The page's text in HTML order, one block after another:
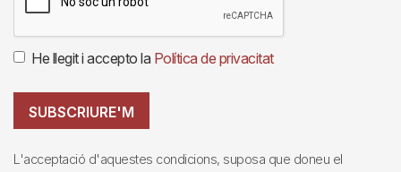
He llegit i accepto la Política de privacitat
SUBSCRIURE'M
L'acceptació d'aquestes condicions, suposa que doneu el